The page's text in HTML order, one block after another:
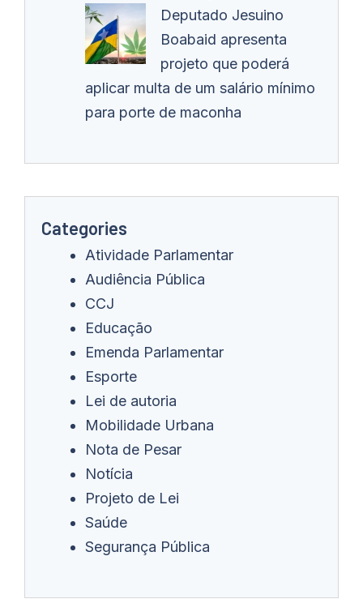
Deputado Jesuino
Boabaid apresenta
projeto que poderá
aplicar multa de um salário mínimo
para porte de maconha
Categories
Atividade Parlamentar
Audiência Pública
CCJ
Educação
Emenda Parlamentar
Esporte
Lei de autoria
Mobilidade Urbana
Nota de Pesar
Notícia
Projeto de Lei
Saúde
Segurança Pública